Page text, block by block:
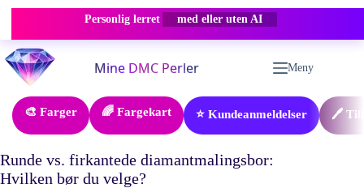
Personlig lerret med eller uten AI
Hopp
til
innholdet
Meny
🎨 Farger 🌈 Fargekart ⭐ Kundeanmeldelser 🖊️
Runde vs. firkantede diamantmalingsbor:
Hvilken bør du velge?